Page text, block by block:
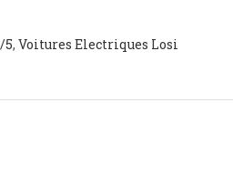
5, Voitures Electriques Losi